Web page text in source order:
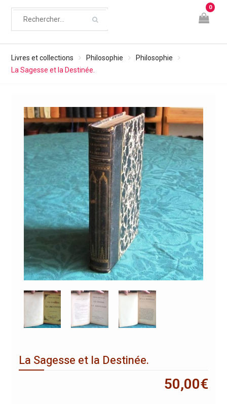
0
Livres et collections Philosophie
Philosophie
La Sagesse et la Destinée.
La Sagesse et la Destinée.
50,00€